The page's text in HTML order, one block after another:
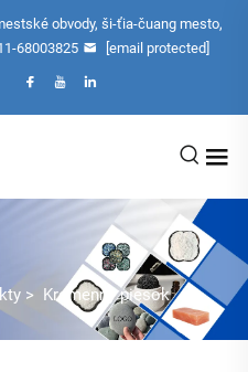
obvody, ši-ťia-čuang mesto,
68003825
[email protected]
> Kremenný piesok